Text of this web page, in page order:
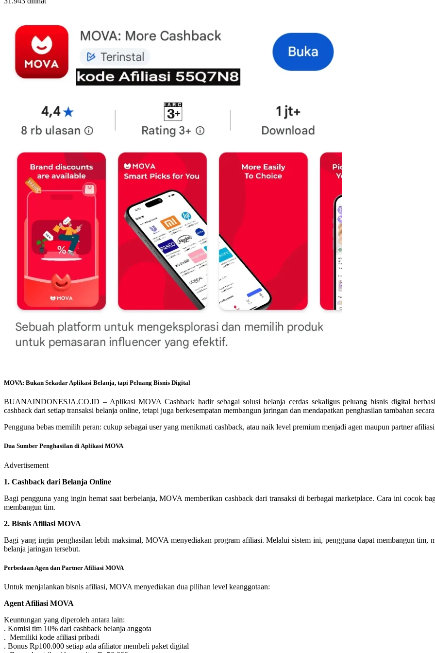
MOVA: Bukan Sekadar Aplikasi Belanja, tapi Peluang Bisnis Digital
BUANAINDONESJA.CO.ID – Aplikasi MOVA Cashback hadir sebagai solusi belanja cerdas sekaligus peluang bisnis digital
cashback dari setiap transaksi belanja online, tetapi juga berkesempatan membangun jaringan dan mendapatkan penghasilan tambahan
Pengguna bebas memilih peran: cukup sebagai user yang menikmati cashback, atau naik level premium menjadi agen maupun partner
Dua Sumber Penghasilan di Aplikasi MOVA
Advertisement
1. Cashback dari Belanja Online
Bagi pengguna yang ingin hemat saat berbelanja, MOVA memberikan cashback dari transaksi di berbagai marketplace. Cara ini cocok
membangun tim.
2. Bisnis Afiliasi MOVA
Bagi yang ingin penghasilan lebih maksimal, MOVA menyediakan program afiliasi. Melalui sistem ini, pengguna dapat membangun tim,
belanja jaringan tersebut.
Perbedaan Agen dan Partner Afiliasi MOVA
Untuk menjalankan bisnis afiliasi, MOVA menyediakan dua pilihan level keanggotaan:
Agent Afiliasi MOVA
Keuntungan yang diperoleh antara lain:
. Komisi tim 10% dari cashback belanja anggota
. Memiliki kode afiliasi pribadi
. Bonus Rp100.000 setiap ada afiliator membeli paket digital